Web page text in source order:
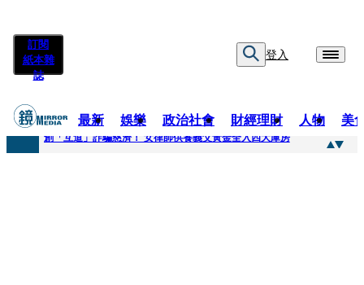
訂閱
紙本雜
誌
登入
最新 娛樂 政治社會 財經理財 人物 美
快訊
創「互道」詐騙慈濟！ 女律師供養義父黃金全入四大庫房